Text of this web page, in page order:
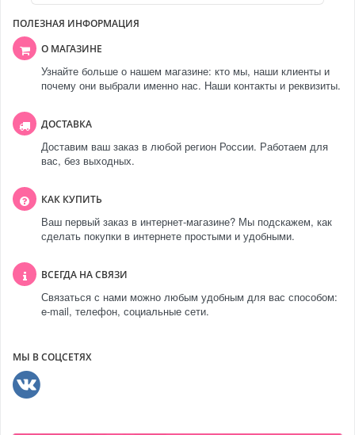
ПОЛЕЗНАЯ ИНФОРМАЦИЯ
О МАГАЗИНЕ
Узнайте больше о нашем магазине: кто мы, наши клиенты и
почему они выбрали именно нас. Наши контакты и реквизиты.
ДОСТАВКА
Доставим ваш заказ в любой регион России. Работаем для
вас, без выходных.
КАК КУПИТЬ
Ваш первый заказ в интернет-магазине? Мы подскажем, как
сделать покупки в интернете простыми и удобными.
ВСЕГДА НА СВЯЗИ
Связаться с нами можно любым удобным для вас способом:
e-mail, телефон, социальные сети.
МЫ В СОЦСЕТЯХ